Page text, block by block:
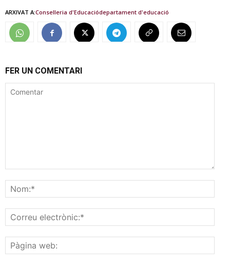
ARXIVAT A:Conselleria d'Educaciódepartament d'educació
FER UN COMENTARI
web: